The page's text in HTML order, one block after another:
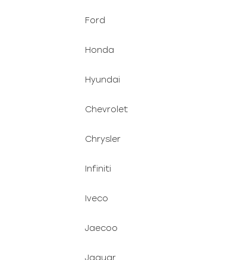
Ford
Honda
Hyundai
Chevrolet
Chrysler
Infiniti
Iveco
Jaecoo
Jaguar